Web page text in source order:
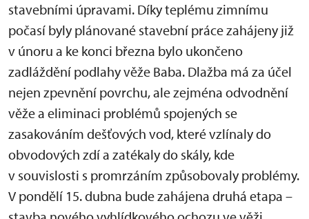
stavebními úpravami. Díky teplému zimnímu
počasí byly plánované stavební práce zahájeny již
v únoru a ke konci března bylo ukončeno
zadláždění podlahy věže Baba. Dlažba má za účel
nejen zpevnění povrchu, ale zejména odvodnění
věže a eliminaci problémů spojených se
zasakováním dešťových vod, které vzlínaly do
obvodových zdí a zatékaly do skály, kde
v souvislosti s promrzáním způsobovaly problémy.
V pondělí 15. dubna bude zahájena druhá etapa –